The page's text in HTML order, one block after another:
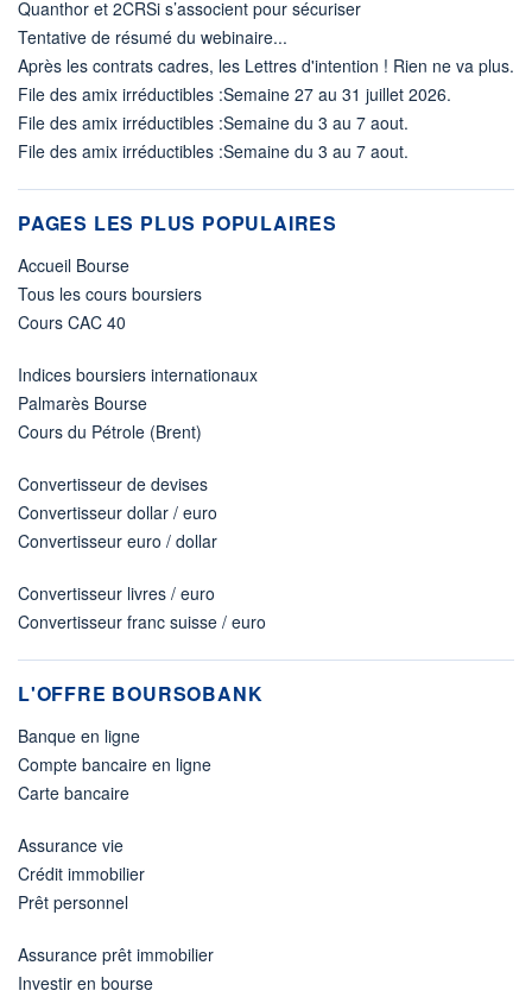
Quanthor et 2CRSi s’associent pour sécuriser
Tentative de résumé du webinaire...
Après les contrats cadres, les Lettres d'intention ! Rien ne va plus.
File des amix irréductibles :Semaine 27 au 31 juillet 2026.
File des amix irréductibles :Semaine du 3 au 7 aout.
File des amix irréductibles :Semaine du 3 au 7 aout.
PAGES LES PLUS POPULAIRES
Accueil Bourse
Tous les cours boursiers
Cours CAC 40
Indices boursiers internationaux
Palmarès Bourse
Cours du Pétrole (Brent)
Convertisseur de devises
Convertisseur dollar / euro
Convertisseur euro / dollar
Convertisseur livres / euro
Convertisseur franc suisse / euro
L'OFFRE BOURSOBANK
Banque en ligne
Compte bancaire en ligne
Carte bancaire
Assurance vie
Crédit immobilier
Prêt personnel
Assurance prêt immobilier
Investir en bourse